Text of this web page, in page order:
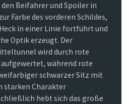
Beifahrer und Spoiler in
Farbe des vorderen Schildes,
in einer Linie fortführt und
Optik erzeugt. Der
wird durch rote
während rote
schwarzer Sitz mit
starken Charakter
hebt sich das große